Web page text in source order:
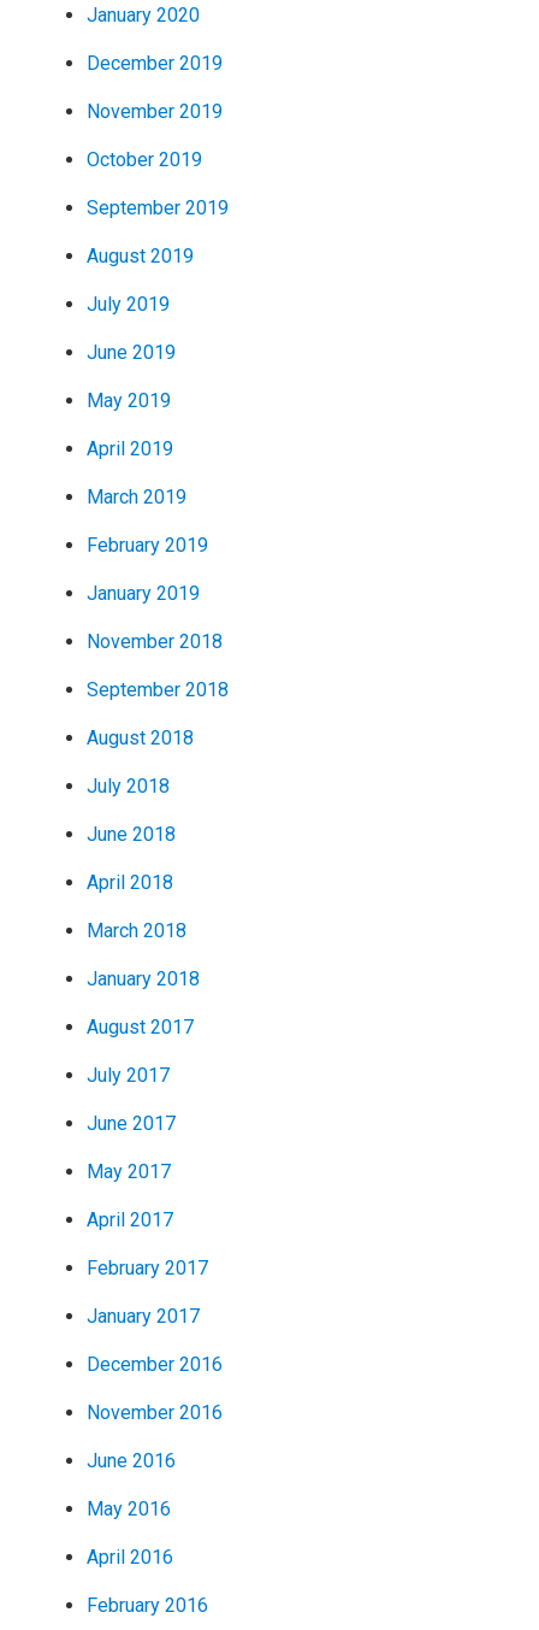
January 2020
December 2019
November 2019
October 2019
September 2019
August 2019
July 2019
June 2019
May 2019
April 2019
March 2019
February 2019
January 2019
November 2018
September 2018
August 2018
July 2018
June 2018
April 2018
March 2018
January 2018
August 2017
July 2017
June 2017
May 2017
April 2017
February 2017
January 2017
December 2016
November 2016
June 2016
May 2016
April 2016
February 2016